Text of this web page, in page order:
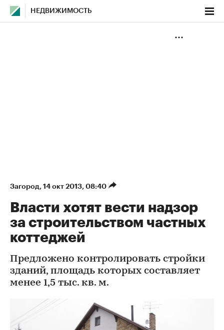
НЕДВИЖИМОСТЬ
Загород⁠, 14 окт 2013, 08:40
Власти хотят вести надзор
за строительством частных
коттеджей
Предложено контролировать стройки
зданий, площадь которых составляет
менее 1,5 тыс. кв. м.